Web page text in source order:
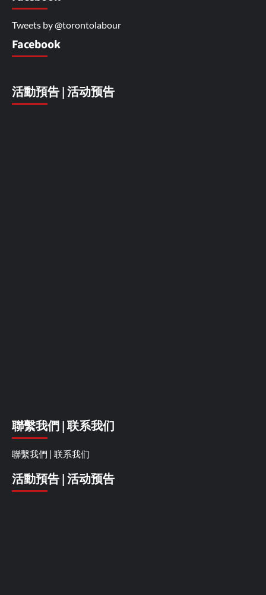
Tweets by @torontolabour
Facebook
活動預告 | 活动预告
聯繫我們 | 联系我们
聯繫我們 | 联系我们
活動預告 | 活动预告